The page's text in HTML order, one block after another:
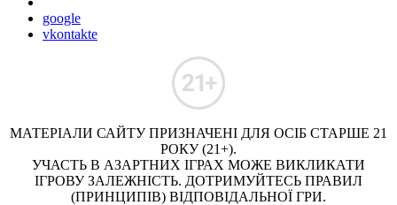
google
vkontakte
МАТЕРІАЛИ САЙТУ ПРИЗНАЧЕНІ ДЛЯ ОСІБ СТАРШЕ 21
РОКУ (21+).
УЧАСТЬ В АЗАРТНИХ ІГРАХ МОЖЕ ВИКЛИКАТИ
ІГРОВУ ЗАЛЕЖНІСТЬ. ДОТРИМУЙТЕСЬ ПРАВИЛ
(ПРИНЦИПІВ) ВІДПОВІДАЛЬНОЇ ГРИ.